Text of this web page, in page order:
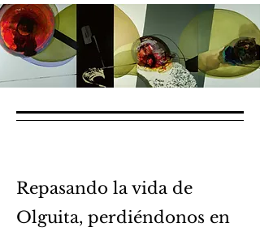
Repasando la vida de
Olguita, perdiéndonos en